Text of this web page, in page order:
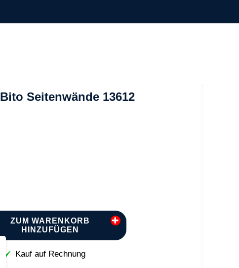
Seitenwände 13612
ZUM WARENKORB
HINZUFÜGEN
Kauf auf Rechnung